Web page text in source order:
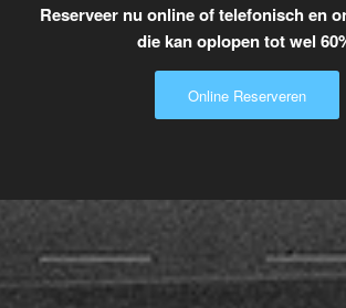
Reserveer nu online of telefonisch en
die kan oplopen tot wel
Online Reserveren